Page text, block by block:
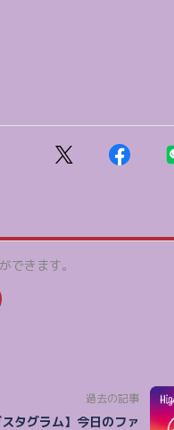
できます。
過去の記事
スタグラム】今日のファ